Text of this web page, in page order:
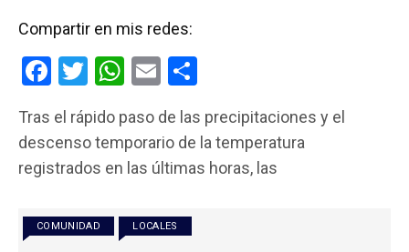
Compartir en mis redes:
F
ce
b
o
T
tt
er
W
at
s
p
E
ail m
p
Tras el rápido paso de las precipitaciones y el
descenso temporario de la temperatura
registrados en las últimas horas, las
COMUNIDAD LOCALES